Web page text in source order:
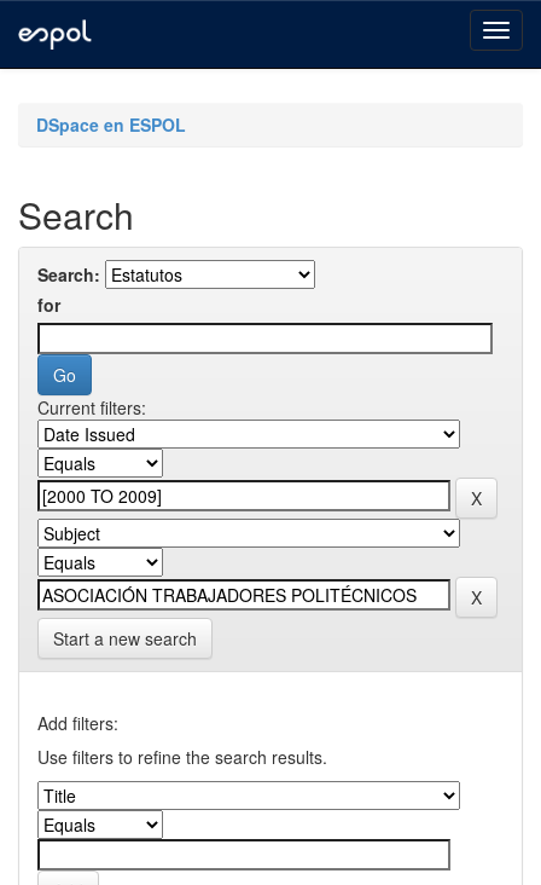
navigationDSpace en ESPOL
Search
Search:
for
Current filters:
Start a new search
Add filters:
Use filters to refine the search results.